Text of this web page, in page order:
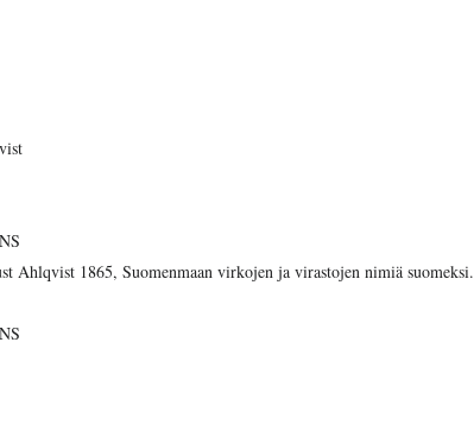
Ahlqvist 1865, Suomenmaan virkojen ja virastojen nimiä suomeksi.